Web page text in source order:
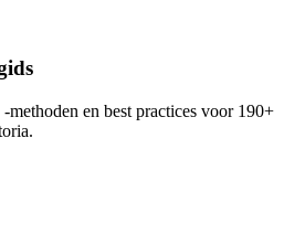
en best practices voor 190+